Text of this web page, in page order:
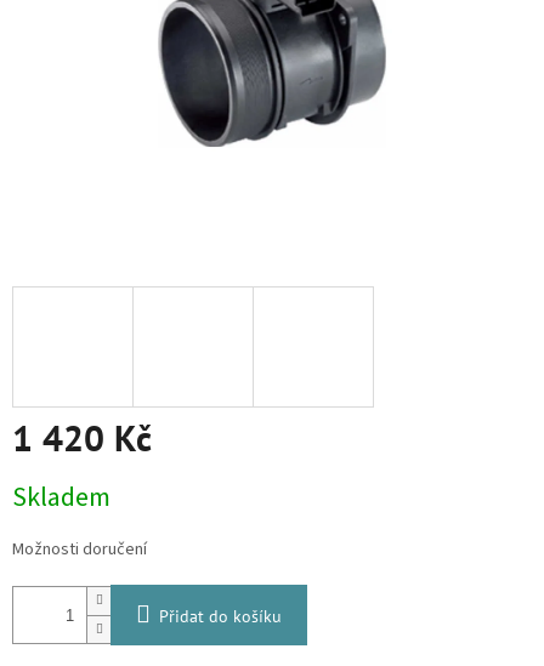
1 420 Kč
cena:
Skladem
Možnosti doručení
Přidat do košíku